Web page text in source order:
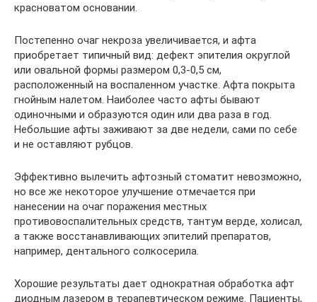
красноватом основании.
Постепенно очаг некроза увеличивается, и афта
приобретает типичный вид: дефект эпителия округлой
или овальной формы размером 0,3-0,5 см,
расположенный на воспаленном участке. Афта покрыта
гнойным налетом. Наиболее часто афты бывают
одиночными и образуются один или два раза в год.
Небольшие афты заживают за две недели, сами по себе
и не оставляют рубцов.
Эффективно вылечить афтозный стоматит невозможно,
но все же некоторое улучшение отмечается при
нанесении на очаг поражения местных
противовоспалительных средств, тантум верде, холисал,
а также восстанавливающих эпителий препаратов,
например, дентального солкосерила.
Хорошие результаты дает однократная обработка афт
диодным лазером в терапевтическом режиме. Пациенты,